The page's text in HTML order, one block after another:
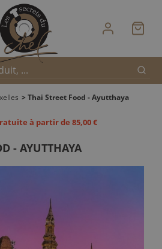
> Thai Street Food - Ayutthaya
à partir de 85,00 €
- AYUTTHAYA